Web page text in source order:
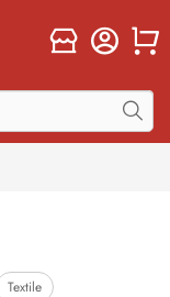
Textile